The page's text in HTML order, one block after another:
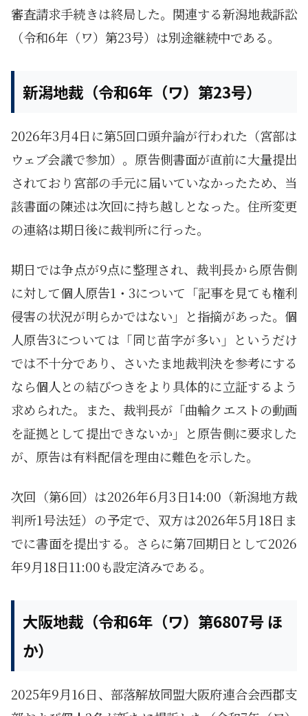
審査請求手続きは終局した。関連する新潟地裁訴訟
（令和6年（ワ）第23号）は別途継続中である。
新潟地裁（令和6年（ワ）第23号）
2026年3月4日に第5回口頭弁論が行われた（宮部は
ウェブ会議で参加）。原告側書面が直前に大量提出
されており宮部の手元に届いていなかったため、当
該書面の陳述は次回に持ち越しとなった。住所変更
の連絡は期日後に裁判所に行った。
期日では争点が9点に整理され、裁判長から原告側
に対して個人原告1・3について「記事を見ても権利
侵害の状況が明らかではない」と指摘があった。個
人原告3については「同じ苗字が多い」というだけ
では不十分であり、さいたま地裁判決を参考にする
なら個人との結びつきをより具体的に立証するよう
求められた。また、裁判長が「曲輪クエストの動画
を証拠として提出できないか」と原告側に要求した
が、原告は有料配信を理由に難色を示した。
次回（第6回）は2026年6月3日14:00（新潟地方裁
判所1号法廷）の予定で、双方は2026年5月18日ま
でに書面を提出する。さらに第7回期日として2026
年9月18日11:00も設定済みである。
大阪地裁（令和6年（ワ）第6807号 ほ
か）
2025年9月16日、部落解放同盟大阪府連合会西郡支